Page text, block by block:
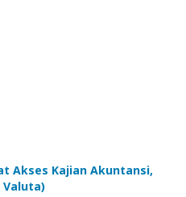
Akses Kajian Akuntansi,
Valuta)